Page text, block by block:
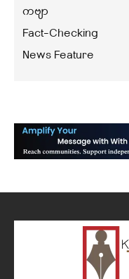
ကဗျာ
Fact-Checking
News Feature